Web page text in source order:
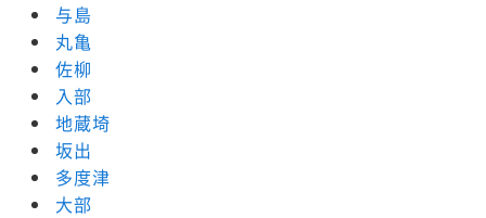
与島
丸亀
佐柳
入部
地蔵埼
坂出
多度津
大部